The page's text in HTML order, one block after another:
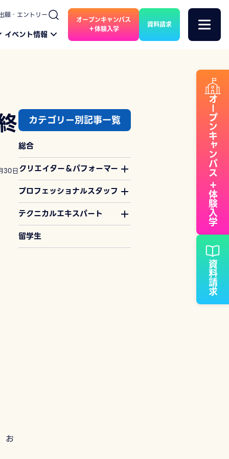
願・エントリー
イベント情報
オープンキャンパス
＋体験入学
資料請求
30日
お
カテゴリー別記事一覧
総合
クリエイター＆パフォーマー
プロフェッショナルスタッフ
テクニカルエキスパート
留学生
オープンキャンパス
＋体験入学
資料請求